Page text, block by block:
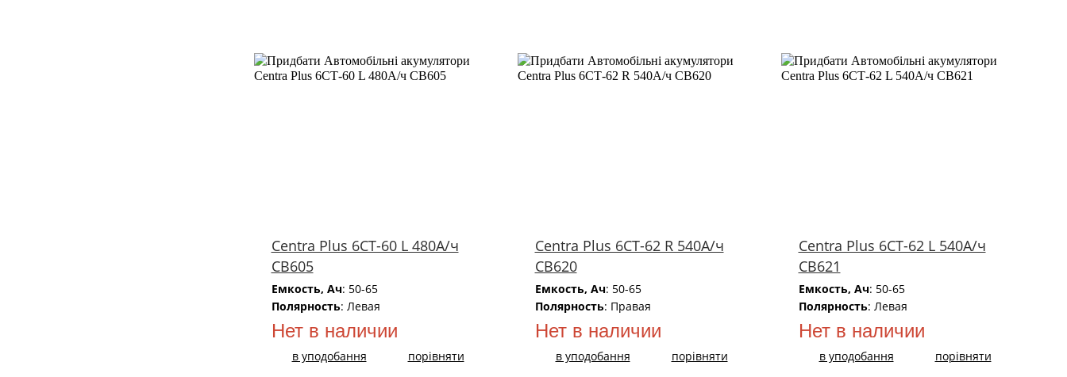
Centra Plus 6СТ-60 L 480А/ч
CB605
Емкость, Ач: 50-65
Полярность: Левая
Нет в наличии
в уподобання порівняти
Centra Plus 6СТ-62 R 540А/ч
CB620
Емкость, Ач: 50-65
Полярность: Правая
Нет в наличии
в уподобання порівняти
Centra Plus 6СТ-62 L 540А/ч
CB621
Емкость, Ач: 50-65
Полярность: Левая
Нет в наличии
в уподобання порівняти